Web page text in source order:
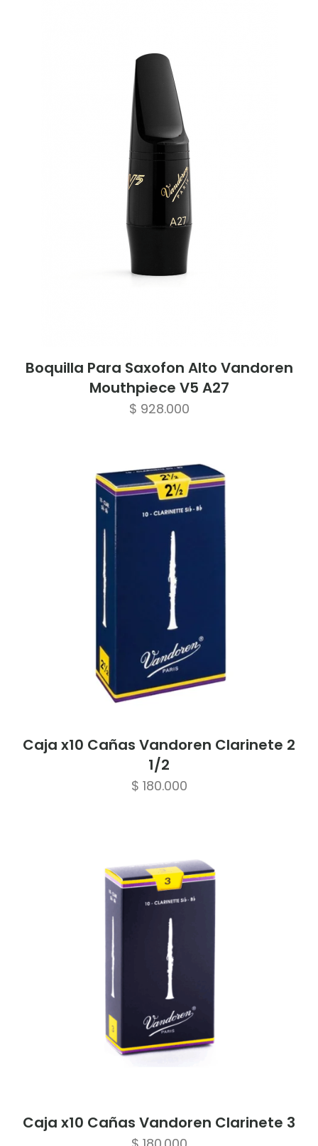
Boquilla Para Saxofon Alto Vandoren
Mouthpiece V5 A27
$ 928.000
Caja x10 Cañas Vandoren Clarinete 2
1/2
$ 180.000
Caja x10 Cañas Vandoren Clarinete 3